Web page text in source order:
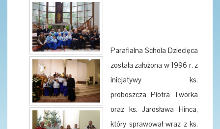
Parafialna Schola Dziecięca
została założona w 1996 r. z
inicjatywy ks.
proboszcza Piotra Tworka
oraz ks. Jarosława Hinca,
który sprawował wraz z ks.